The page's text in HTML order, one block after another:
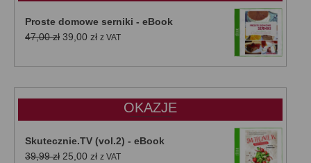
Proste domowe serniki - eBook
47,00zł Pierwotna
wynosiła:
39,00 złAktualna
wynosi:
z VAT
OKAZJE
Skutecznie.TV (vol.2) - eBook
39,99zł Pierwotna
25,00 złAktualna
z VAT